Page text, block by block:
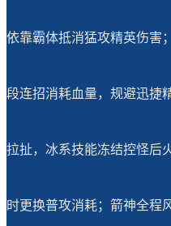
依靠霸体抵消猛攻精英伤害
段连招消耗血量，规避迅捷
拉扯，冰系技能冻结控怪后
时更换普攻消耗；箭神全程